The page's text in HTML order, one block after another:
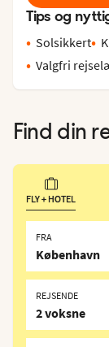
Tips og
Solsikkert
Valgfri
Find din
FLY + HOTEL
FRA
København
REJSENDE
2 voksne